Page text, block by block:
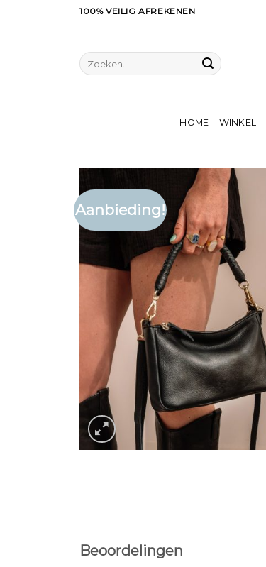
100% VEILIG AFREKENEN
Zoeken
naar:
HOME WINKEL
Aanbieding!
Beoordelingen